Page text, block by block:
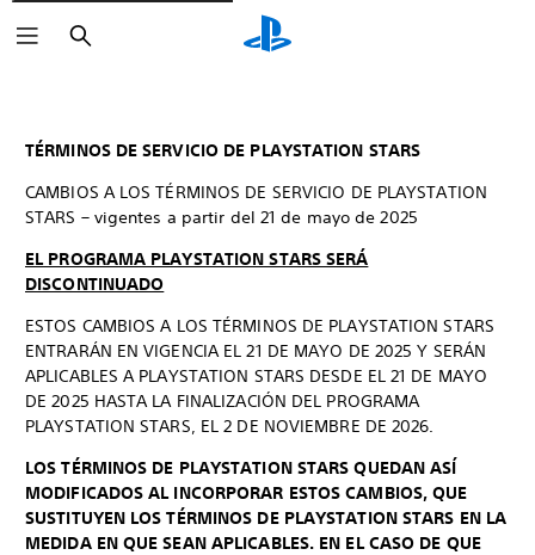
Buscar
TÉRMINOS DE SERVICIO DE PLAYSTATION STARS
CAMBIOS A LOS TÉRMINOS DE SERVICIO DE PLAYSTATION
STARS – vigentes a partir del 21 de mayo de 2025
EL PROGRAMA PLAYSTATION STARS SERÁ
DISCONTINUADO
ESTOS CAMBIOS A LOS TÉRMINOS DE PLAYSTATION STARS
ENTRARÁN EN VIGENCIA EL 21 DE MAYO DE 2025 Y SERÁN
APLICABLES A PLAYSTATION STARS DESDE EL 21 DE MAYO
DE 2025 HASTA LA FINALIZACIÓN DEL PROGRAMA
PLAYSTATION STARS, EL 2 DE NOVIEMBRE DE 2026.
LOS TÉRMINOS DE PLAYSTATION STARS QUEDAN ASÍ
MODIFICADOS AL INCORPORAR ESTOS CAMBIOS, QUE
SUSTITUYEN LOS TÉRMINOS DE PLAYSTATION STARS EN LA
MEDIDA EN QUE SEAN APLICABLES. EN EL CASO DE QUE